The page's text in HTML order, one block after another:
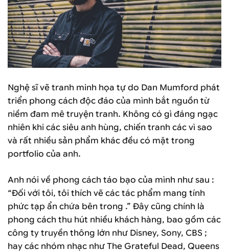
Nghệ sĩ vẽ tranh minh họa tự do Dan Mumford phát
triển phong cách độc đáo của mình bắt nguồn từ
niềm đam mê truyện tranh. Không có gì đáng ngạc
nhiên khi các siêu anh hùng, chiến tranh các vì sao
và rất nhiều sản phẩm khác đều có mặt trong
portfolio của anh.
Anh nói về phong cách táo bạo của mình như sau :
“Đối với tôi, tôi thích vẽ các tác phẩm mang tính
phức tạp ẩn chứa bên trong .” Đây cũng chính là
phong cách thu hút nhiều khách hàng, bao gồm các
công ty truyền thông lớn như Disney, Sony, CBS ;
hay các nhóm nhạc như The Grateful Dead, Queens